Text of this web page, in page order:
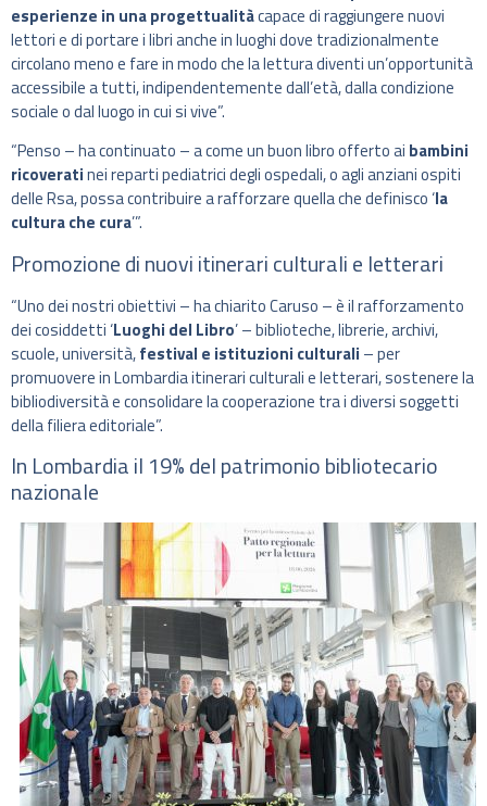
esperienze in una progettualitàcapace di raggiungere nuovi
lettori e di portare i libri anche in luoghi dove tradizionalmente
circolano meno e fare in modo che la lettura diventi un’opportunità
accessibile a tutti, indipendentemente dall’età, dalla condizione
sociale o dal luogo in cui si vive”.
“Penso – ha continuato – a come un buon libro offerto ai bambini
ricoveratinei reparti pediatrici degli ospedali, o agli anziani ospiti
delle Rsa, possa contribuire a rafforzare quella che definisco ‘la
cultura che cura’”.
Promozione di nuovi itinerari culturali e letterari
“Uno dei nostri obiettivi – ha chiarito Caruso – è il rafforzamento
dei cosiddetti ‘Luoghi del Libro’ – biblioteche, librerie, archivi,
scuole, università,festival e istituzioni culturali – per
promuovere in Lombardia itinerari culturali e letterari, sostenere la
bibliodiversità e consolidare la cooperazione tra i diversi soggetti
della filiera editoriale”.
In Lombardia il 19% del patrimonio bibliotecario
nazionale